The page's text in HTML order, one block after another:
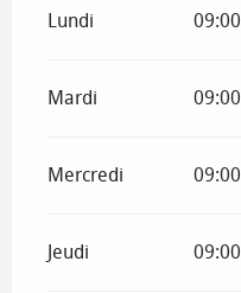
Lundi
Mardi
Mercredi
Jeudi